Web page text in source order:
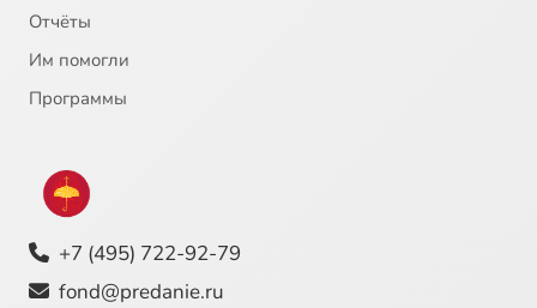
Отчёты
Им помогли
Программы
+7 (495) 722-92-79
fond@predanie.ru